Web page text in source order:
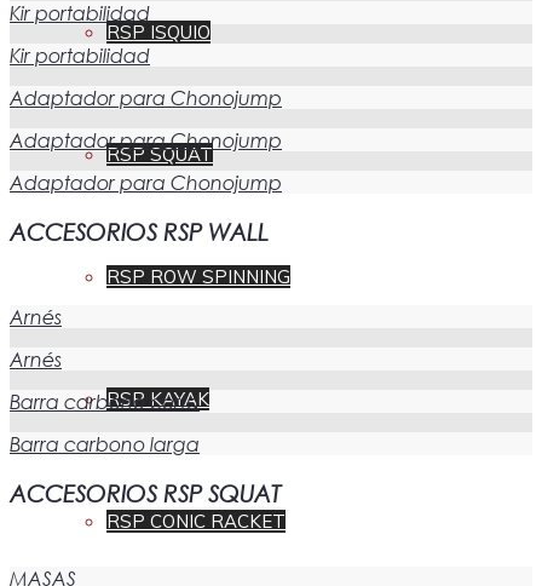
RSP ISQUIO
RSP SQUAT
RSP ROW SPINNING
RSP KAYAK
RSP CONIC RACKET
Kir portabilidad
Kir portabilidad
Adaptador para Chonojump
Adaptador para Chonojump
Adaptador para Chonojump
ACCESORIOS RSP WALL
Arnés
Arnés
Barra carbono corta
Barra carbono larga
ACCESORIOS RSP SQUAT
MASAS